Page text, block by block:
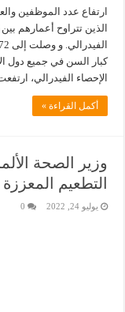
ارتفاع عدد الموظفين
الإحصاء الفيدرالي،
أكمل القراءة »
وزير الصحة
التطعيم المعززة
يوليو 24, 2022 0